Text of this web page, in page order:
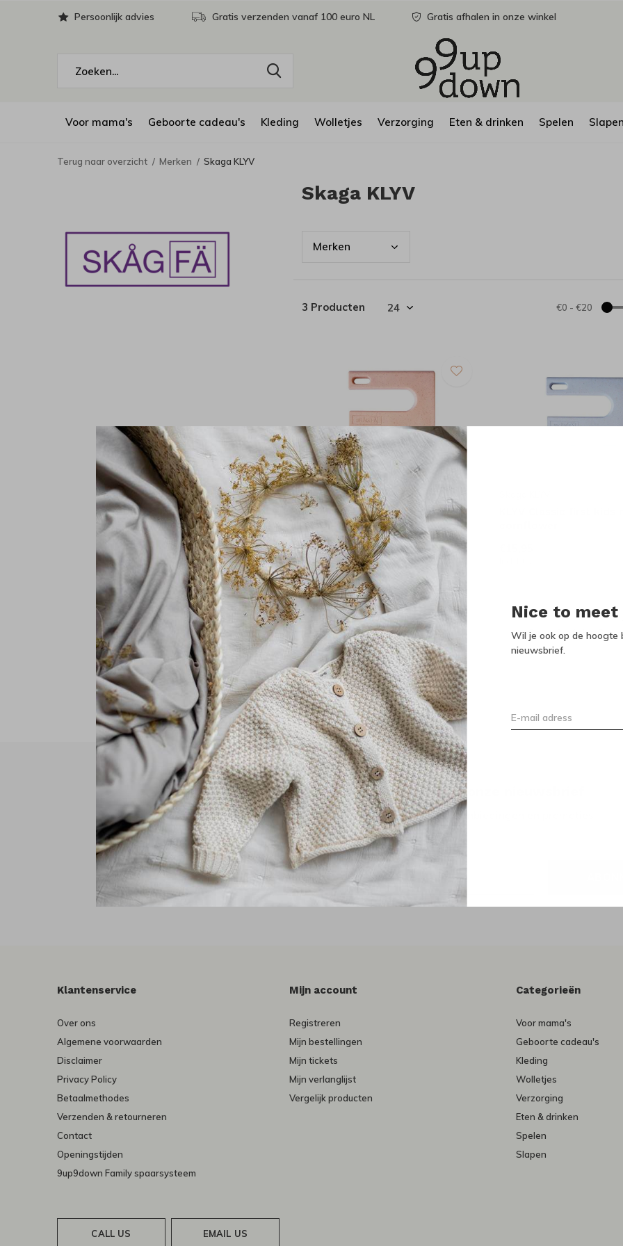
Nice to meet
Wil je ook op de hoogte
nieuwsbrief.
Voor mama's Geboorte cadeau's Kleding Wolletjes Verzorging Eten & drinken Spelen
Persoonlijk advies Gratis verzenden vanaf 100 euro NL Gratis afhalen in onze winkel
Terug naar overzicht Merken Skaga KLYV
Skaga KLYV
Merken
3 Producten €0 - €20
Skaga KLYV
KLYV kidssafe first kids mes -
€15,95
Incl. btw
Seen 3 of the 3
Meld je aan voor onze nieuwsbrief
Ontvang de nieuwste aanbiedingen en promoties
Klantenservice
Over ons
Algemene voorwaarden
Disclaimer
Privacy Policy
Betaalmethodes
Verzenden & retourneren
Contact
Openingstijden
9up9down Family spaarsysteem
Mijn account
Registreren
Mijn bestellingen
Mijn tickets
Mijn verlanglijst
Vergelijk producten
Categorieën
Voor mama's
Geboorte cadeau's
Kleding
Wolletjes
Verzorging
Eten & drinken
Spelen
Slapen
CALL US EMAIL US